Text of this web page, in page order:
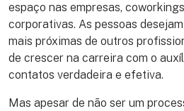
espaço nas empresas,
corporativas. As pessoas
mais próximas de outros
de crescer na carreira com o
contatos verdadeira e efetiva.
Mas apesar de não ser um